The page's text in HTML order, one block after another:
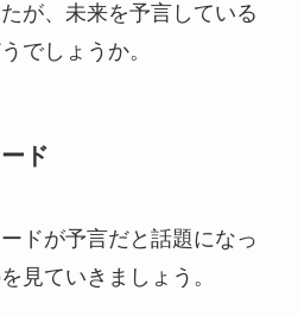
が、未来を予言している
でしょうか。
ド
ドが予言だと話題になっ
見ていきましょう。